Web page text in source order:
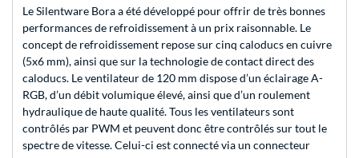
Le Silentware Bora a été développé pour offrir de très bonnes
performances de refroidissement à un prix raisonnable. Le
concept de refroidissement repose sur cinq caloducs en cuivre
(5x6 mm), ainsi que sur la technologie de contact direct des
caloducs. Le ventilateur de 120 mm dispose d’un éclairage A-
RGB, d’un débit volumique élevé, ainsi que d’un roulement
hydraulique de haute qualité. Tous les ventilateurs sont
contrôlés par PWM et peuvent donc être contrôlés sur tout le
spectre de vitesse. Celui-ci est connecté via un connecteur